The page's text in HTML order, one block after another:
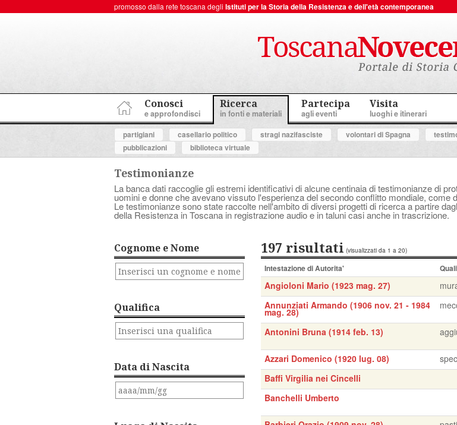
promosso dalla rete toscana degli Istituti per la Storia della Resistenza e dell'età contemporanea
Conosci
e approfondisci
Ricerca
in fonti e materiali
Partecipa
agli eventi
Visita
luoghi e itinerari
partigiani
casellario politico stragi nazifasciste volontari di Spagna
pubblicazioni
biblioteca virtuale
Testimonianze
La banca dati raccoglie gli estremi identificativi di alcune centinaia di testimonianze di
uomini e donne che avevano vissuto l'esperienza del secondo conflitto mondiale,
Le testimonianze sono state raccolte nell'ambito di diversi progetti di ricerca a partire
della Resistenza in Toscana in registrazione audio e in taluni casi anche in trascrizione.
Cognome e Nome
Qualifica
Data di Nascita
197 risultati (visualizzati da 1 a 20)
Intestazione di Autorita'
Angioloni Mario (1923 mag. 27)
Annunziati Armando (1906 nov. 21 - 1984
mag. 28)
Antonini Bruna (1914 feb. 13)
Azzari Domenico (1920 lug. 08)
Baffi Virgilia nei Cincelli
Banchelli Umberto